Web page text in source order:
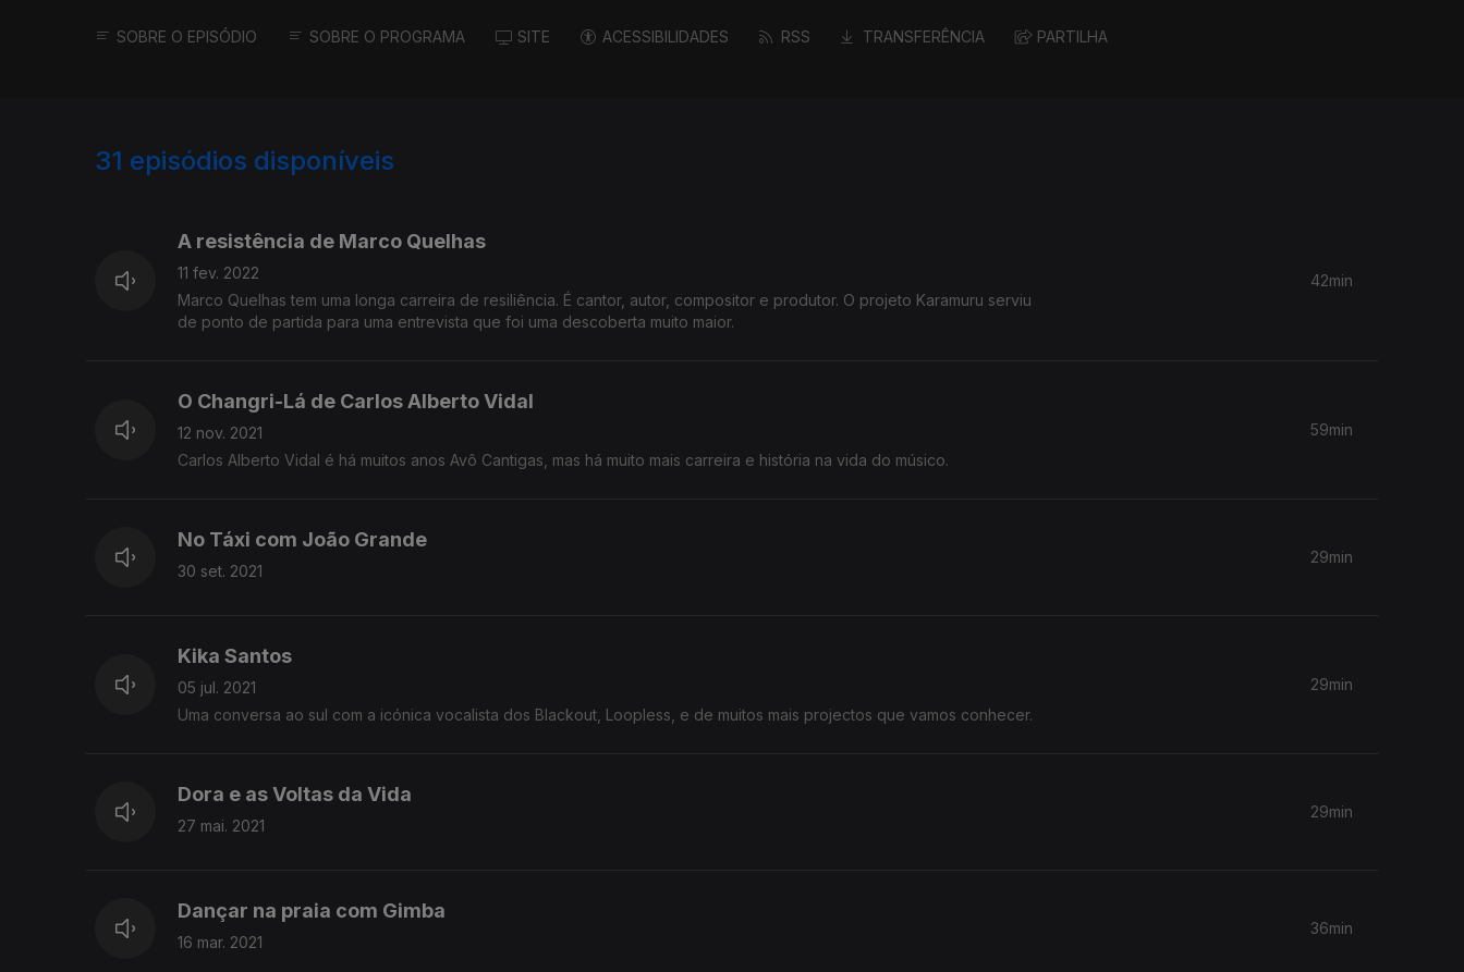
SOBRE O EPISÓDIO SOBRE O PROGRAMA SITE ACESSIBILIDADES RSS TRANSFERÊNCIA PARTILHA
31 episódios disponíveis
A resistência de Marco Quelhas
11 fev. 2022
Marco Quelhas tem uma longa carreira de resiliência. É cantor, autor, compositor e produtor. O projeto Karamuru serviu
de ponto de partida para uma entrevista que foi uma descoberta muito maior.
42min
O Changri-Lá de Carlos Alberto Vidal
12 nov. 2021
Carlos Alberto Vidal é há muitos anos Avô Cantigas, mas há muito mais carreira e história na vida do músico.
59min
No Táxi com João Grande
30 set. 2021
29min
Kika Santos
05 jul. 2021
Uma conversa ao sul com a icónica vocalista dos Blackout, Loopless, e de muitos mais projectos que vamos conhecer.
29min
Dora e as Voltas da Vida
27 mai. 2021
29min
Dançar na praia com Gimba
16 mar. 2021
36min